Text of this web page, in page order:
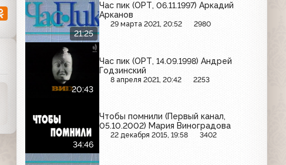
21:25
Час пик (ОРТ, 06.11.1997) Аркадий
Арканов
29 марта 2021, 20:52 2980
20:43
Час пик (ОРТ, 14.09.1998) Андрей
Годзинский
8 апреля 2021, 20:42 2253
34:46
Чтобы помнили (Первый канал,
05.10.2002) Мария Виноградова
22 декабря 2015, 19:58 3402